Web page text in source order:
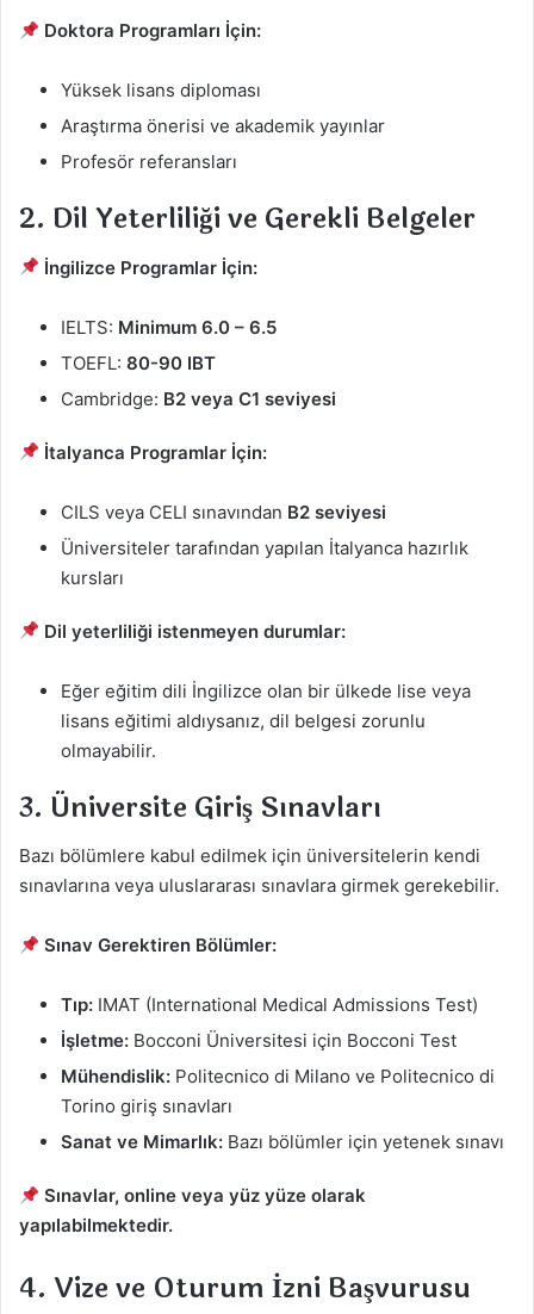
Doktora Programları İçin:
Yüksek lisans diploması
Araştırma önerisi ve akademik yayınlar
Profesör referansları
2. Dil Yeterliliği ve Gerekli Belgeler
İngilizce Programlar İçin:
IELTS: Minimum 6.0 – 6.5
TOEFL: 80-90 IBT
Cambridge: B2 veya C1 seviyesi
İtalyanca Programlar İçin:
CILS veya CELI sınavından B2 seviyesi
Üniversiteler tarafından yapılan İtalyanca hazırlık
kursları
Dil yeterliliği istenmeyen durumlar:
Eğer eğitim dili İngilizce olan bir ülkede lise veya
lisans eğitimi aldıysanız, dil belgesi zorunlu
olmayabilir.
3. Üniversite Giriş Sınavları
Bazı bölümlere kabul edilmek için üniversitelerin kendi
sınavlarına veya uluslararası sınavlara girmek gerekebilir.
Sınav Gerektiren Bölümler:
Tıp: IMAT (International Medical Admissions Test)
İşletme: Bocconi Üniversitesi için Bocconi Test
Mühendislik: Politecnico di Milano ve Politecnico di
Torino giriş sınavları
Sanat ve Mimarlık: Bazı bölümler için yetenek sınavı
Sınavlar, online veya yüz yüze olarak
yapılabilmektedir.
4. Vize ve Oturum İzni Başvurusu